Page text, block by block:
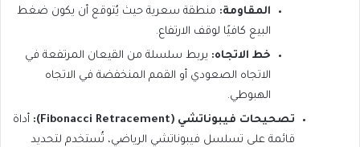
المقاومة: منطقة سعرية حيث يُتوقع أن يكون ضغط
البيع كافيًا لوقف الارتفاع.
خط الاتجاه: يربط سلسلة من القيعان المرتفعة في
الاتجاه الصعودي أو القمم المنخفضة في الاتجاه
الهبوطي.
تصحيحات فيبوناتشي (Fibonacci Retracement):
أداة
قائمة على تسلسل فيبوناتشي الرياضي، تُستخدم لتحديد